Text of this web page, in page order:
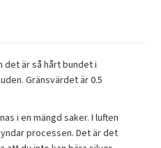
det är så hårt bundet i
Gränsvärdet är 0.5
i en mängd saker. I luften
processen. Det är det